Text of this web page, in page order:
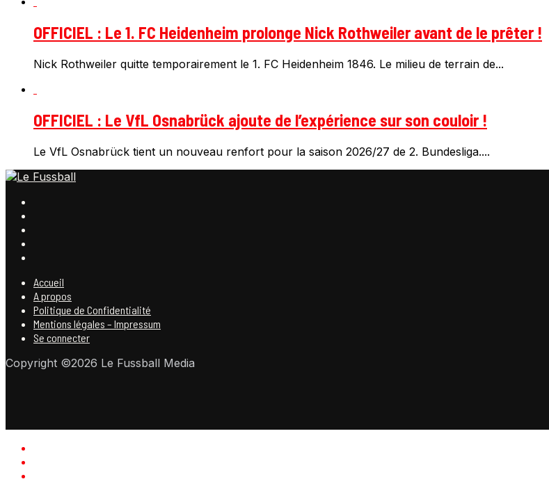
OFFICIEL : Le 1. FC Heidenheim prolonge Nick Rothweiler avant de le prêter !
Nick Rothweiler quitte temporairement le 1. FC Heidenheim 1846. Le milieu de terrain de...
OFFICIEL : Le VfL Osnabrück ajoute de l’expérience sur son couloir !
Le VfL Osnabrück tient un nouveau renfort pour la saison 2026/27 de 2. Bundesliga....
Accueil
A propos
Politique de Confidentialité
Mentions légales – Impressum
Se connecter
Copyright ©2026 Le Fussball Media